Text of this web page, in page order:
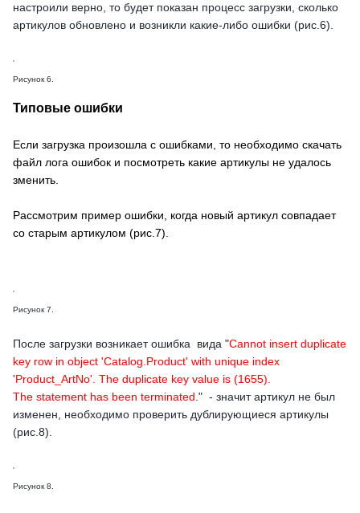
настроили верно, то будет показан процесс загрузки, сколько
артикулов обновлено и возникли какие-либо ошибки (рис.6).
Рисунок 6.
Типовые ошибки
Если загрузка произошла с ошибками, то необходимо скачать
файл лога ошибок и посмотреть какие артикулы не удалось
зменить.
Рассмотрим пример ошибки, когда новый артикул совпадает
со старым артикулом (рис.7).
Рисунок 7.
После загрузки возникает ошибка вида "Cannot insert duplicate
key row in object 'Catalog.Product' with unique index
'Product_ArtNo'. The duplicate key value is (1655).
The statement has been terminated ." - значит артикул не был
изменен, необходимо проверить дублирующиеся артикулы
(рис.8).
Рисунок 8.